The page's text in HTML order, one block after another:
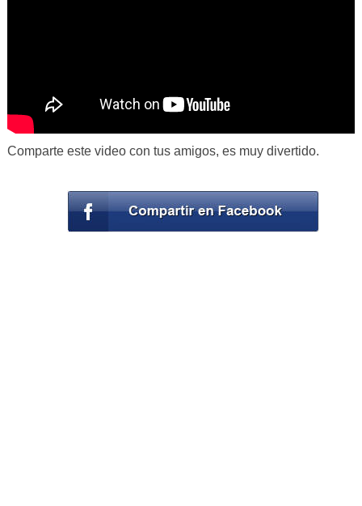
Comparte este video con tus amigos, es muy divertido.